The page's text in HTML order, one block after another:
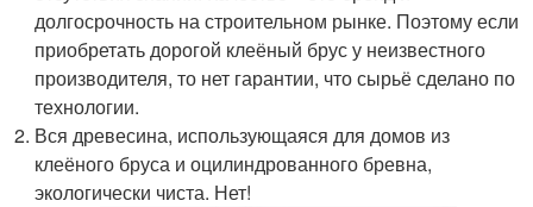
долгосрочность на строительном рынке. Поэтому если
приобретать дорогой клеёный брус у неизвестного
производителя, то нет гарантии, что сырьё сделано по
технологии.
Вся древесина, использующаяся для домов из
клеёного бруса и оцилиндрованного бревна,
экологически чиста. Нет!